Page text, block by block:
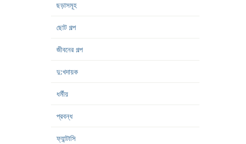
ছড়াসমূহ
ছোট গল্প
জীবনের গল্প
দু:খদায়ক
ধর্মীয়
প্রবন্ধ
ফ্যান্টাসি